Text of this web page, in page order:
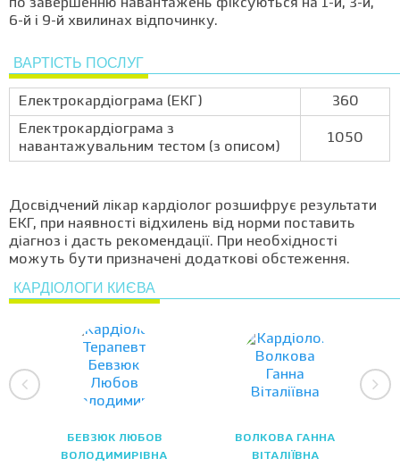
по завершенню навантажень фіксуються на 1-й, 3-й,
6-й і 9-й хвилинах відпочинку.
ВАРТІСТЬ ПОСЛУГ
Електрокардіограма (ЕКГ)
360
Електрокардіограма з
навантажувальним тестом (з описом)
1050
Досвідчений лікар кардіолог розшифрує результати
ЕКГ, при наявності відхилень від норми поставить
діагноз і дасть рекомендації. При необхідності
можуть бути призначені додаткові обстеження.
КАРДІОЛОГИ КИЄВА
БЕВЗЮК ЛЮБОВ
ВОЛОДИМИРІВНА
ВОЛКОВА ГАННА
ВІТАЛІЇВНА